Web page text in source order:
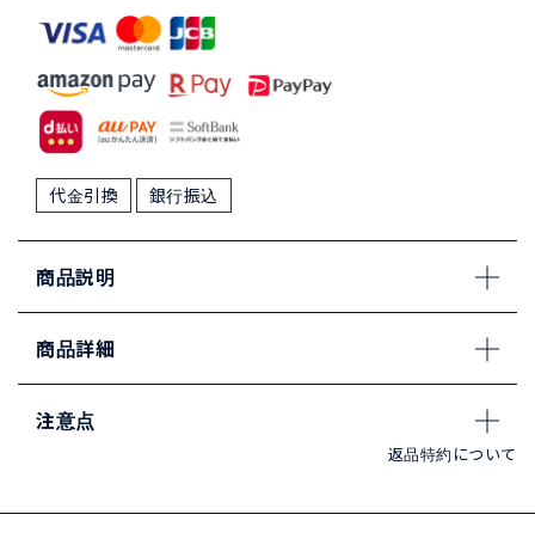
代金引換 銀行振込
商品説明
商品詳細
注意点
返品特約について